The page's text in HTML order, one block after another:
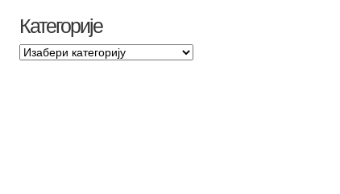
Категорије